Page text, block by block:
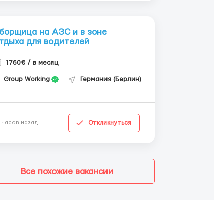
на АЗС и в зоне
для водителей
1760€ / в месяц
Group Working Германия (Берлин)
часов назад Откликнуться
Все похожие вакансии